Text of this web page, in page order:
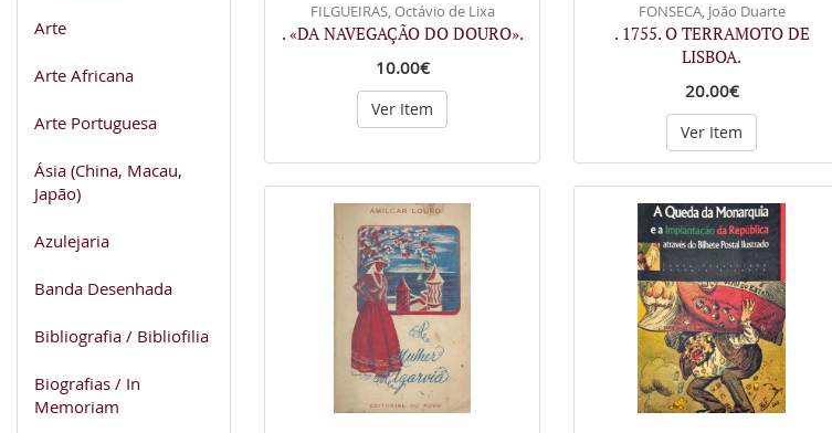
Arte
Arte Africana
Arte Portuguesa
Ásia (China, Macau,
Japão)
Azulejaria
Banda Desenhada
Bibliografia / Bibliofilia
Biografias / In
Memoriam
FILGUEIRAS, Octávio de Lixa
. «DA NAVEGAÇÃO DO DOURO».
10.00€
Ver Item
FONSECA, João Duarte
. 1755. O TERRAMOTO DE
LISBOA.
20.00€
Ver Item